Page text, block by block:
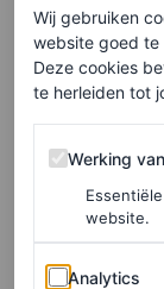
Op een
De
lente/zomer
Wij gebruiken
website goed te
Deze cookies
te herleiden tot
Werking van
Werking
website.
Analytics
Analytics